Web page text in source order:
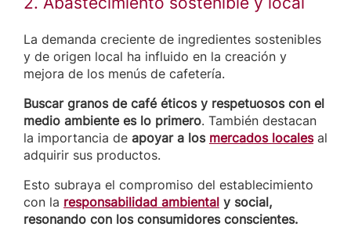
La demanda creciente de ingredientes sostenibles
y de origen local ha influido en la creación y
mejora de los menús de cafetería.
Buscar granos de café éticos y respetuosos con el
medio ambiente es lo primero. También destacan
la importancia de apoyar a los mercados localesal
adquirir sus productos.
Esto subraya el compromiso del establecimiento
con la responsabilidad ambiental y social,
resonando con los consumidores conscientes.